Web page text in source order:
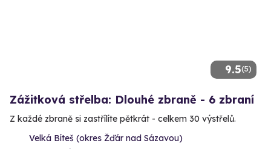
9.5(5)
Zážitková střelba: Dlouhé zbraně - 6 zbraní
Z každé zbraně si zastřílíte pětkrát - celkem 30 výstřelů.
Velká Bíteš (okres Žďár nad Sázavou)